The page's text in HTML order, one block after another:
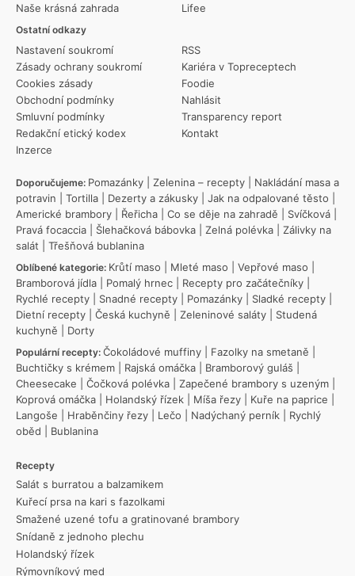
Naše krásná zahrada
Ostatní odkazy
Nastavení soukromí
Zásady ochrany soukromí
Cookies zásady
Obchodní podmínky
Smluvní podmínky
Redakční etický kodex
Inzerce
RSS
Kariéra v Topreceptech
Foodie
Nahlásit
Transparency report
Kontakt
Lifee
Doporučujeme: Pomazánky Zelenina – recepty
Nakládání masa a
potravin
Tortilla Dezerty a zákusky Jak na odpalované těsto
Americké brambory
Řeřicha Co se děje na zahradě Svíčková
Pravá focaccia
Šlehačková bábovka Zelná polévka
Zálivky na
salát
Třešňová bublanina
Oblíbené kategorie: Krůtí maso Mleté maso Vepřové maso
Bramborová jídla
Pomalý hrnec Recepty pro začátečníky
Rychlé recepty
Snadné recepty Pomazánky Sladké recepty
Dietní recepty
Česká kuchyně Zeleninové saláty
Studená
kuchyně
Dorty
Populární recepty: Čokoládové muffiny Fazolky na smetaně
Buchtičky s krémem
Rajská omáčka Bramborový guláš
Cheesecake
Čočková polévka Zapečené brambory s uzeným
Koprová omáčka
Holandský řízek Míša řezy Kuře na paprice
Langoše
Hraběnčiny řezy Lečo Nadýchaný perník
Rychlý
oběd
Bublanina
Recepty
Salát s burratou a balzamikem
Kuřecí prsa na kari s fazolkami
Smažené uzené tofu a gratinované brambory
Snídaně z jednoho plechu
Holandský řízek
Rýmovníkový med